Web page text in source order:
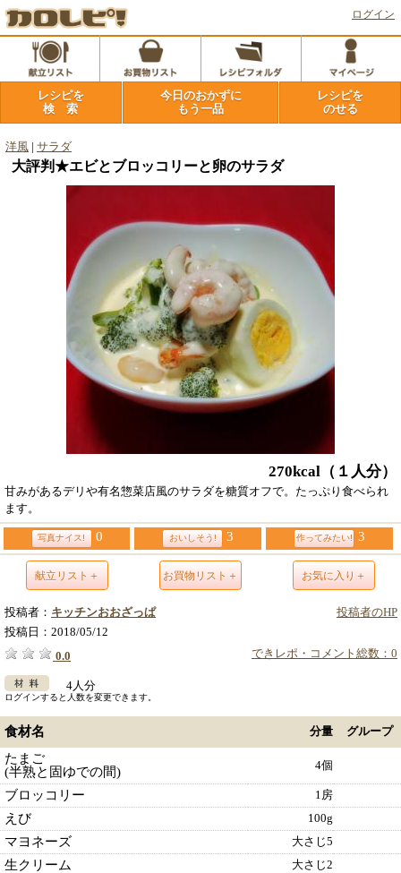
ログイン
レシピを
検 索
今日のおかずに
もう一品
レシピを
のせる
洋風 サラダ
大評判★エビとブロッコリーと卵のサラダ
270kcal （１人分）
甘みがあるデリや有名惣菜店風のサラダを糖質オフで。たっぷり食べられ
ます。
写真ナイス! 0 おいしそう! 3 作ってみたい! 3
献立リスト＋ お買物リスト＋ お気に入り＋
投稿者のHP
投稿者： キッチンおおざっぱ
投稿日： 2018/05/12
できレポ・コメント総数：0
0.0
4人分
ログインすると人数を変更できます。
食材名 分量 グループ
たまご
(半熟と固ゆでの間)
4個
ブロッコリー 1房
えび 100g
マヨネーズ 大さじ5
生クリーム 大さじ2